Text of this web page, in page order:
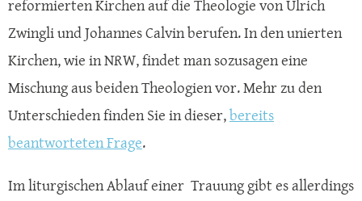
reformierten Kirchen auf die Theologie von Ulrich
Zwingli und Johannes Calvin berufen. In den unierten
Kirchen, wie in NRW, findet man sozusagen eine
Mischung aus beiden Theologien vor. Mehr zu den
Unterschieden finden Sie in dieser,bereits
beantworteten Frage.
Im liturgischen Ablauf einer Trauung gibt es allerdings